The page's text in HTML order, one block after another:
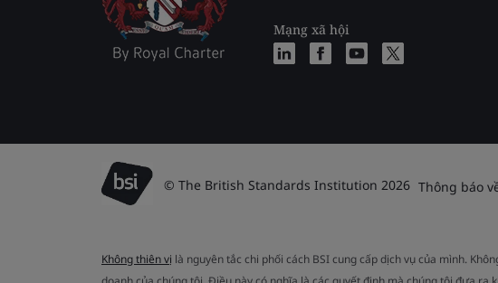
Mạng xã hội
© The British Standards Institution 2026 Thông báo
Không thiên vị là nguyên tắc chi phối cách BSI cung cấp dịch vụ của mình.